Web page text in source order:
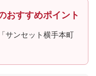
おすすめポイント
サンセット横手本町